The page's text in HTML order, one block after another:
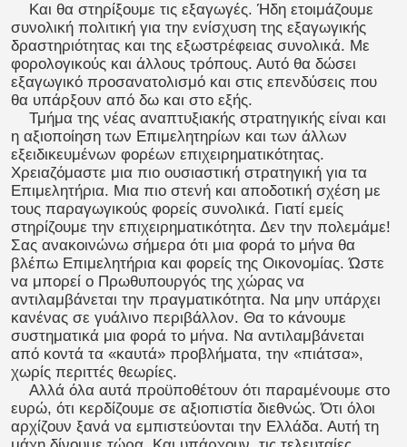
Και θα στηρίξουμε τις εξαγωγές. Ήδη ετοιμάζουμε
συνολική πολιτική για την ενίσχυση της εξαγωγικής
δραστηριότητας και της εξωστρέφειας συνολικά. Με
φορολογικούς και άλλους τρόπους. Αυτό θα δώσει
εξαγωγικό προσανατολισμό και στις επενδύσεις που
θα υπάρξουν από δω και στο εξής.
Τμήμα της νέας αναπτυξιακής στρατηγικής είναι και
η αξιοποίηση των Επιμελητηρίων και των άλλων
εξειδικευμένων φορέων επιχειρηματικότητας.
Χρειαζόμαστε μια πιο ουσιαστική στρατηγική για τα
Επιμελητήρια. Μια πιο στενή και αποδοτική σχέση με
τους παραγωγικούς φορείς συνολικά. Γιατί εμείς
στηρίζουμε την επιχειρηματικότητα. Δεν την πολεμάμε!
Σας ανακοινώνω σήμερα ότι μια φορά το μήνα θα
βλέπω Επιμελητήρια και φορείς της Οικονομίας. Ώστε
να μπορεί ο Πρωθυπουργός της χώρας να
αντιλαμβάνεται την πραγματικότητα. Να μην υπάρχει
κανένας σε γυάλινο περιβάλλον. Θα το κάνουμε
συστηματικά μια φορά το μήνα. Να αντιλαμβάνεται
από κοντά τα «καυτά» προβλήματα, την «πιάτσα»,
χωρίς περιττές θεωρίες.
Αλλά όλα αυτά προϋποθέτουν ότι παραμένουμε στο
ευρώ, ότι κερδίζουμε σε αξιοπιστία διεθνώς. Ότι όλοι
αρχίζουν ξανά να εμπιστεύονται την Ελλάδα. Αυτή τη